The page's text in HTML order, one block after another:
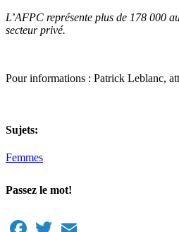
L’AFPC représente plus de 178 000
secteur privé.
Pour informations : Patrick Leblanc,
Sujets:
Femmes
Passez le mot!
Facebook
Twitter